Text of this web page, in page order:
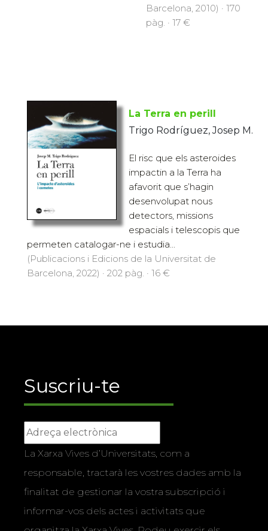
Barcelona, 2010) · 170
pàg. · 17 €
La Terra en perill
Trigo Rodríguez, Josep M.
El risc que els asteroides
impactin a la Terra ha
afavorit que s’hagin
desenvolupat nous
detectors, missions
espacials i telescopis que
permeten catalogar-ne i estudia...
(Publicacions i Edicions de la Universitat de
Barcelona, 2022) · 202 pàg. · 16 €
Suscriu-te
La Xarxa Vives d’Universitats, com a
responsable, tractarà les vostres dades amb la
finalitat de gestionar la vostra subscripció i
informar-vos dels actes i activitats que